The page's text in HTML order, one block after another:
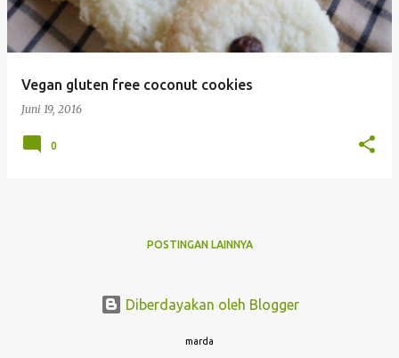
n
Vegan gluten free coconut cookies
Juni 19, 2016
0
POSTINGAN LAINNYA
Diberdayakan oleh Blogger
marda